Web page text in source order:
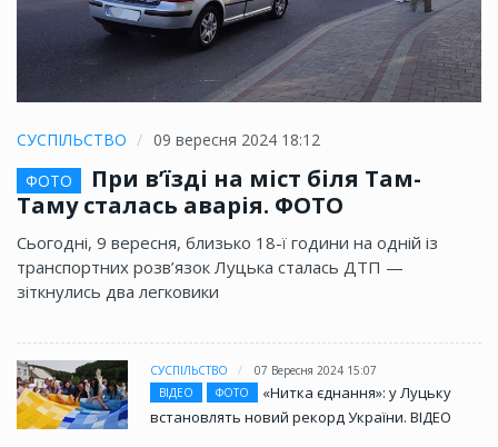
СУСПІЛЬСТВО
09 вересня 2024 18:12
ФОТО
При в’їзді на міст біля Там-
Таму сталась аварія. ФОТО
Сьогодні, 9 вересня, близько 18-ї години на одній із
транспортних розв’язок Луцька сталась ДТП —
зіткнулись два легковики
СУСПІЛЬСТВО
07 Вересня 2024 15:07
ВІДЕО
ФОТО
«Нитка єднання»: у Луцьку
встановлять новий рекорд України. ВІДЕО